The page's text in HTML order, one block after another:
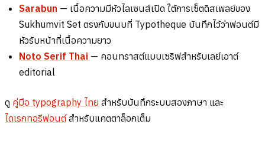
Sarabun — เนื้อความมีหัวไลเซนส์เปิด ใต้การเซ็ตดิสเพลย์ของ
Sukhumvit Set ตรงกับขนบที่ Typotheque บันทึกไว้ว่าฟอนต์มี
หัวรับหน้าที่เนื้อความยาว
Noto Serif Thai — คอนทราสต์แบบเซริฟสำหรับเลย์เอาต์
editorial
ดู คู่มือ typography ไทย สำหรับบันทึกระบบสองภาษา และ
ไดเรกทอรีฟอนต์สำหรับแคตตาล็อกเต็ม